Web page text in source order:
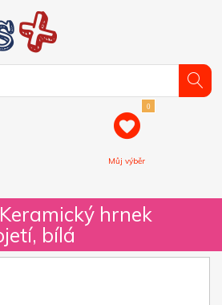
0
Můj výběr
hrnek
bílá